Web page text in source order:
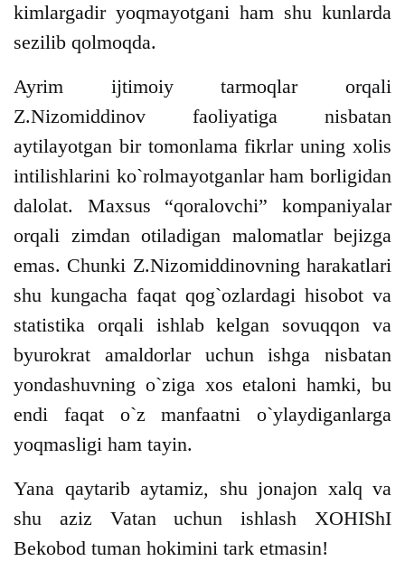
kimlargadir yoqmayotgani ham shu kunlarda
sezilib qolmoqda.
Ayrim ijtimoiy tarmoqlar orqali
Z.Nizomiddinov faoliyatiga nisbatan
aytilayotgan bir tomonlama fikrlar uning xolis
intilishlarini ko`rolmayotganlar ham borligidan
dalolat. Maxsus “qoralovchi” kompaniyalar
orqali zimdan otiladigan malomatlar bejizga
emas. Chunki Z.Nizomiddinovning harakatlari
shu kungacha faqat qog`ozlardagi hisobot va
statistika orqali ishlab kelgan sovuqqon va
byurokrat amaldorlar uchun ishga nisbatan
yondashuvning o`ziga xos etaloni hamki, bu
endi faqat o`z manfaatni o`ylaydiganlarga
yoqmasligi ham tayin.
Yana qaytarib aytamiz, shu jonajon xalq va
shu aziz Vatan uchun ishlash XOHIShI
Bekobod tuman hokimini tark etmasin!